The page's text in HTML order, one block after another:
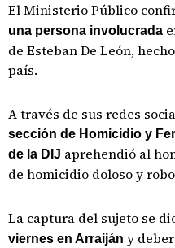
El Ministerio Público
una persona involucrada
de Esteban De León,
país.
A través de sus redes
sección de Homicidio y
de la DIJ aprehendió al
de homicidio doloso y
La captura del sujeto se
viernes en Arraiján y